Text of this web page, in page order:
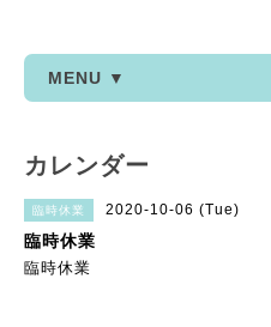
MENU ▼
カレンダー
臨時休業 2020-10-06 (Tue)
臨時休業
臨時休業